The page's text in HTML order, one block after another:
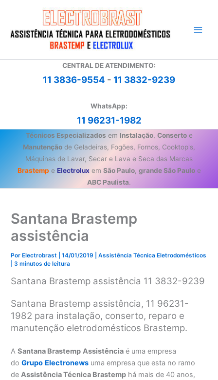
conteúdo
CENTRAL DE ATENDIMENTO:
11 3836-9554 - 11 3832-9239
WhatsApp:
11 96231-1982
Técnicos Especializados em Instalação, Consertoe
Manutenção de Geladeiras, Fogões, Fornos, Cooktop's,
Máquinas de Lavar, Secar e Lava e Seca das Marcas
Brastemp e Electroluxem São Paulo, grande São Pauloe
ABC Paulista.
Santana Brastemp
assistência
Por Electrobrast |14/01/2019 |Assistência Técnica Eletrodomésticos
|3 minutos de leitura
Santana Brastemp assistência 11 3832-9239
Santana Brastemp assistência, 11 96231-
1982 para instalação, conserto, reparo e
manutenção eletrodomésticos Brastemp.
ASantana Brastemp Assistência é uma empresa
doGrupo Electronews uma empresa que esta no ramo
deAssistência Técnica Brastemp há mais de 40 anos,